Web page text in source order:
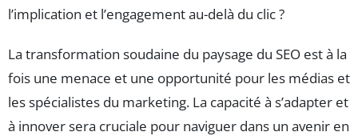
l’implication et l’engagement au-delà du clic ?
La transformation soudaine du paysage du SEO est à la
fois une menace et une opportunité pour les médias et
les spécialistes du marketing. La capacité à s’adapter et
à innover sera cruciale pour naviguer dans un avenir en